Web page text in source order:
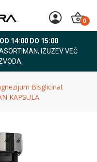
0
14:00 DO 15:00
IZUZEV VEĆ
Bisglicinat
KAPSULA